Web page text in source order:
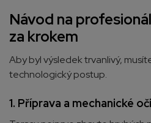
Návod na
za krokem
Aby byl výsledek trvanlivý,
technologický postup.
1. Příprava a mechanické